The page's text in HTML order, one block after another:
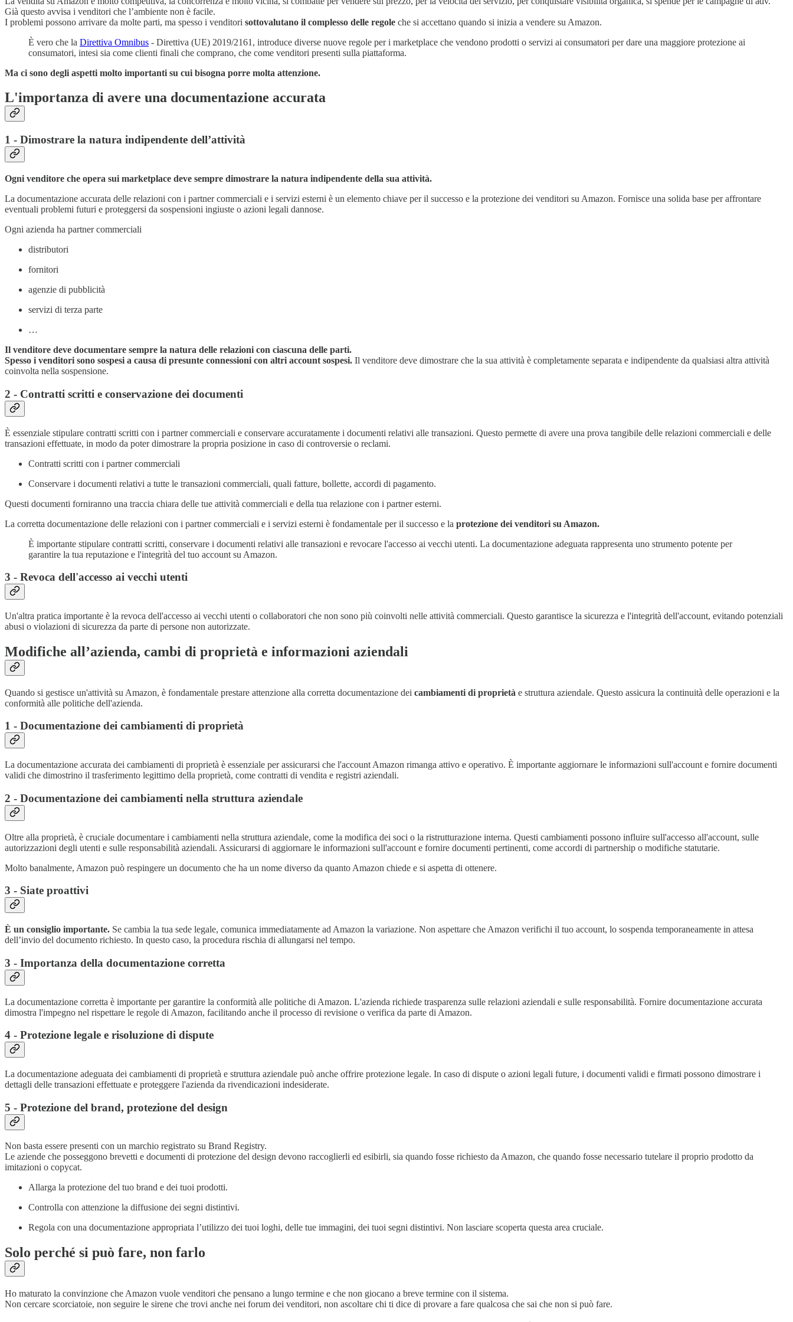
Già questo avvisa i venditori che l’ambiente non è facile.
I problemi possono arrivare da molte parti, ma spesso i venditori sottovalutano il complesso delle regole che si accettano quando si inizia a vendere su Amazon.
È vero che la Direttiva Omnibus - Direttiva (UE) 2019/2161, introduce diverse nuove regole per i marketplace che vendono prodotti o servizi ai consumatori per dare una maggiore protezione ai
consumatori, intesi sia come clienti finali che comprano, che come venditori presenti sulla piattaforma.
Ma ci sono degli aspetti molto importanti su cui bisogna porre molta attenzione.
L'importanza di avere una documentazione accurata
1 - Dimostrare la natura indipendente dell’attività
Ogni venditore che opera sui marketplace deve sempre dimostrare la natura indipendente della sua attività.
La documentazione accurata delle relazioni con i partner commerciali e i servizi esterni è un elemento chiave per il successo e la protezione dei venditori su Amazon. Fornisce una solida base per affrontare
eventuali problemi futuri e proteggersi da sospensioni ingiuste o azioni legali dannose.
Ogni azienda ha partner commerciali
distributori
fornitori
agenzie di pubblicità
servizi di terza parte
…
Il venditore deve documentare sempre la natura delle relazioni con ciascuna delle parti.
Spesso i venditori sono sospesi a causa di presunte connessioni con altri account sospesi. Il venditore deve dimostrare che la sua attività è completamente separata e indipendente da qualsiasi altra attività
coinvolta nella sospensione.
2 - Contratti scritti e conservazione dei documenti
È essenziale stipulare contratti scritti con i partner commerciali e conservare accuratamente i documenti relativi alle transazioni. Questo permette di avere una prova tangibile delle relazioni commerciali e delle
transazioni effettuate, in modo da poter dimostrare la propria posizione in caso di controversie o reclami.
Contratti scritti con i partner commerciali
Conservare i documenti relativi a tutte le transazioni commerciali, quali fatture, bollette, accordi di pagamento.
Questi documenti forniranno una traccia chiara delle tue attività commerciali e della tua relazione con i partner esterni.
La corretta documentazione delle relazioni con i partner commerciali e i servizi esterni è fondamentale per il successo e la protezione dei venditori su Amazon.
È importante stipulare contratti scritti, conservare i documenti relativi alle transazioni e revocare l'accesso ai vecchi utenti. La documentazione adeguata rappresenta uno strumento potente per
garantire la tua reputazione e l'integrità del tuo account su Amazon.
3 - Revoca dell'accesso ai vecchi utenti
Un'altra pratica importante è la revoca dell'accesso ai vecchi utenti o collaboratori che non sono più coinvolti nelle attività commerciali. Questo garantisce la sicurezza e l'integrità dell'account, evitando potenziali
abusi o violazioni di sicurezza da parte di persone non autorizzate.
Modifiche all’azienda, cambi di proprietà e informazioni aziendali
Quando si gestisce un'attività su Amazon, è fondamentale prestare attenzione alla corretta documentazione dei cambiamenti di proprietà e struttura aziendale. Questo assicura la continuità delle operazioni e la
conformità alle politiche dell'azienda.
1 - Documentazione dei cambiamenti di proprietà
La documentazione accurata dei cambiamenti di proprietà è essenziale per assicurarsi che l'account Amazon rimanga attivo e operativo. È importante aggiornare le informazioni sull'account e fornire documenti
validi che dimostrino il trasferimento legittimo della proprietà, come contratti di vendita e registri aziendali.
2 - Documentazione dei cambiamenti nella struttura aziendale
Oltre alla proprietà, è cruciale documentare i cambiamenti nella struttura aziendale, come la modifica dei soci o la ristrutturazione interna. Questi cambiamenti possono influire sull'accesso all'account, sulle
autorizzazioni degli utenti e sulle responsabilità aziendali. Assicurarsi di aggiornare le informazioni sull'account e fornire documenti pertinenti, come accordi di partnership o modifiche statutarie.
Molto banalmente, Amazon può respingere un documento che ha un nome diverso da quanto Amazon chiede e si aspetta di ottenere.
3 - Siate proattivi
È un consiglio importante. Se cambia la tua sede legale, comunica immediatamente ad Amazon la variazione. Non aspettare che Amazon verifichi il tuo account, lo sospenda temporaneamente in attesa
dell’invio del documento richiesto. In questo caso, la procedura rischia di allungarsi nel tempo.
3 - Importanza della documentazione corretta
La documentazione corretta è importante per garantire la conformità alle politiche di Amazon. L'azienda richiede trasparenza sulle relazioni aziendali e sulle responsabilità. Fornire documentazione accurata
dimostra l'impegno nel rispettare le regole di Amazon, facilitando anche il processo di revisione o verifica da parte di Amazon.
4 - Protezione legale e risoluzione di dispute
La documentazione adeguata dei cambiamenti di proprietà e struttura aziendale può anche offrire protezione legale. In caso di dispute o azioni legali future, i documenti validi e firmati possono dimostrare i
dettagli delle transazioni effettuate e proteggere l'azienda da rivendicazioni indesiderate.
5 - Protezione del brand, protezione del design
Non basta essere presenti con un marchio registrato su Brand Registry.
Le aziende che posseggono brevetti e documenti di protezione del design devono raccoglierli ed esibirli, sia quando fosse richiesto da Amazon, che quando fosse necessario tutelare il proprio prodotto da
imitazioni o copycat.
Allarga la protezione del tuo brand e dei tuoi prodotti.
Controlla con attenzione la diffusione dei segni distintivi.
Regola con una documentazione appropriata l’utilizzo dei tuoi loghi, delle tue immagini, dei tuoi segni distintivi. Non lasciare scoperta questa area cruciale.
Solo perché si può fare, non farlo
Ho maturato la convinzione che Amazon vuole venditori che pensano a lungo termine e che non giocano a breve termine con il sistema.
Non cercare scorciatoie, non seguire le sirene che trovi anche nei forum dei venditori, non ascoltare chi ti dice di provare a fare qualcosa che sai che non si può fare.